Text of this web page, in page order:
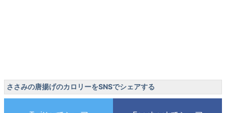
ささみの唐揚げのカロリーをSNSでシェアする